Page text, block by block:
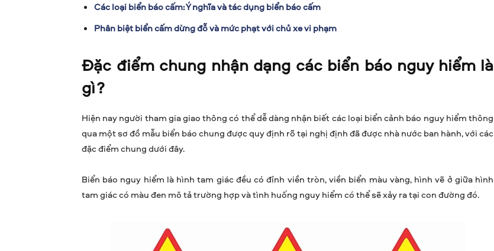
Các loại biển báo cấm: Ý nghĩa và tác dụng biển báo cấm
Phân biệt biển cấm dừng đỗ và mức phạt với chủ xe vi phạm
Đặc điểm chung nhận dạng các biển báo nguy hiểm là
gì?
Hiện nay người tham gia giao thông có thể dễ dàng nhận biết các loại biển cảnh báo nguy hiểm thông
qua một sơ đồ mẫu biển báo chung được quy định rõ tại nghị định đã được nhà nước ban hành, với các
đặc điểm chung dưới đây.
Biển báo nguy hiểm là hình tam giác đều có đỉnh viền tròn, viền biển màu vàng, hình vẽ ở giữa hình
tam giác có màu đen mô tả trường hợp và tình huống nguy hiểm có thể sẽ xảy ra tại con đường đó.